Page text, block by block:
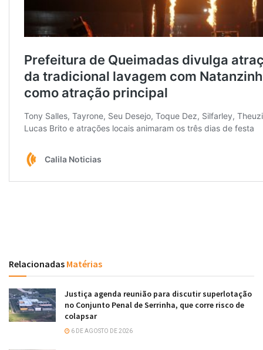
Relacionadas Matérias
Justiça agenda reunião para discutir superlotação
no Conjunto Penal de Serrinha, que corre risco de
colapsar
6 DE AGOSTO DE 2026